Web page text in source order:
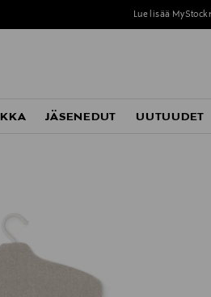
Lue lisää
JÄSENEDUT UUTUUDET